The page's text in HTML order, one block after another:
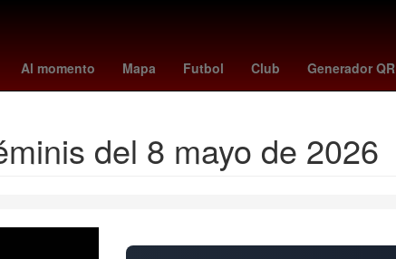
Al momento Mapa Futbol Club Generador QR
madrid Cristiano Ronaldo The Addams Family 26 de marzo
del 8 mayo de 2026